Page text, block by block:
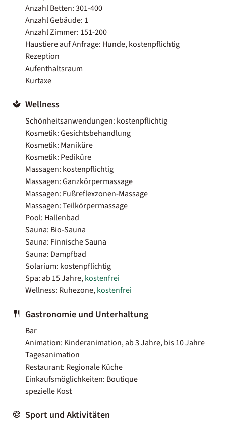
Anzahl Betten: 301-400
Anzahl Gebäude: 1
Anzahl Zimmer: 151-200
Haustiere auf Anfrage: Hunde, kostenpflichtig
Rezeption
Aufenthaltsraum
Kurtaxe
Wellness
Schönheitsanwendungen: kostenpflichtig
Kosmetik: Gesichtsbehandlung
Kosmetik: Maniküre
Kosmetik: Pediküre
Massagen: kostenpflichtig
Massagen: Ganzkörpermassage
Massagen: Fußreflexzonen-Massage
Massagen: Teilkörpermassage
Pool: Hallenbad
Sauna: Bio-Sauna
Sauna: Finnische Sauna
Sauna: Dampfbad
Solarium: kostenpflichtig
Spa: ab 15 Jahre,kostenfrei
Wellness: Ruhezone,kostenfrei
Gastronomie und Unterhaltung
Bar
Animation: Kinderanimation, ab 3 Jahre, bis 10 Jahre
Tagesanimation
Restaurant: Regionale Küche
Einkaufsmöglichkeiten: Boutique
spezielle Kost
Sport und Aktivitäten